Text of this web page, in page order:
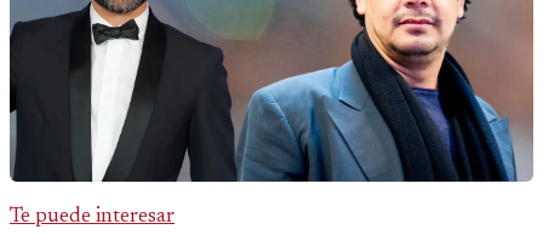
Te puede interesar